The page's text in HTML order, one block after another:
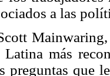
a las
Mainwaring,
más
preguntas que